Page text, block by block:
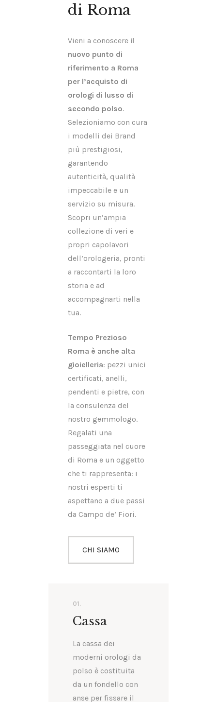
di Roma
Vieni a conoscere il
nuovo punto di
riferimento a Roma
per l’acquisto di
orologi di lusso di
secondo polso.
Selezioniamo con cura
i modelli dei Brand
più prestigiosi,
garantendo
autenticità, qualità
impeccabile e un
servizio su misura.
Scopri un’ampia
collezione di veri e
propri capolavori
dell’orologeria, pronti
a raccontarti la loro
storia e ad
accompagnarti nella
tua.
Tempo Prezioso
Roma è anche alta
gioielleria: pezzi unici
certificati, anelli,
pendenti e pietre, con
la consulenza del
nostro gemmologo.
Regalati una
passeggiata nel cuore
di Roma e un oggetto
che ti rappresenta: i
nostri esperti ti
aspettano a due passi
da Campo de’ Fiori.
CHI SIAMO
01.
Cassa
La cassa dei
moderni orologi da
polso è costituita
da un fondello con
anse per fissare il